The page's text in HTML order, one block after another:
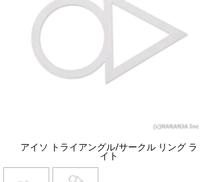
アイソ トライアングル/サークル リング ラ
イト